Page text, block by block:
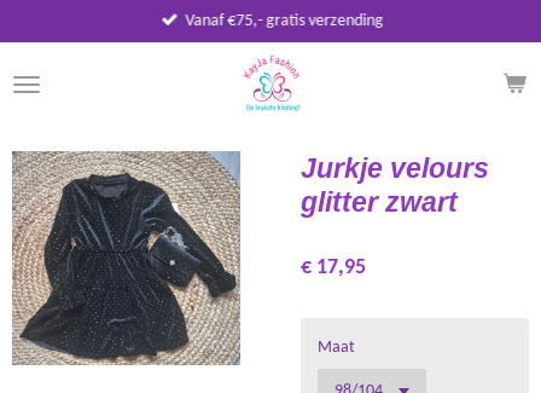
direct
naar
de
Vanaf €75,- gratis verzending
Jurkje velours
glitter zwart
€ 17,95
Maat